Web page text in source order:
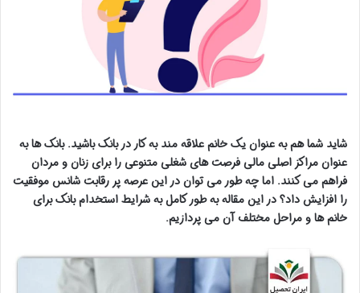
شاید شما هم به عنوان یک خانم علاقه مند به کار در بانک باشید. بانک ها به
عنوان مراکز اصلی مالی فرصت های شغلی متنوعی را برای زنان و مردان
فراهم می کنند. اما چه طور می توان در این عرصه پر رقابت شانس موفقیت
را افزایش داد؟ در این مقاله به طور کامل به شرایط استخدام بانک برای
خانم ها و مراحل مختلف آن می پردازیم.